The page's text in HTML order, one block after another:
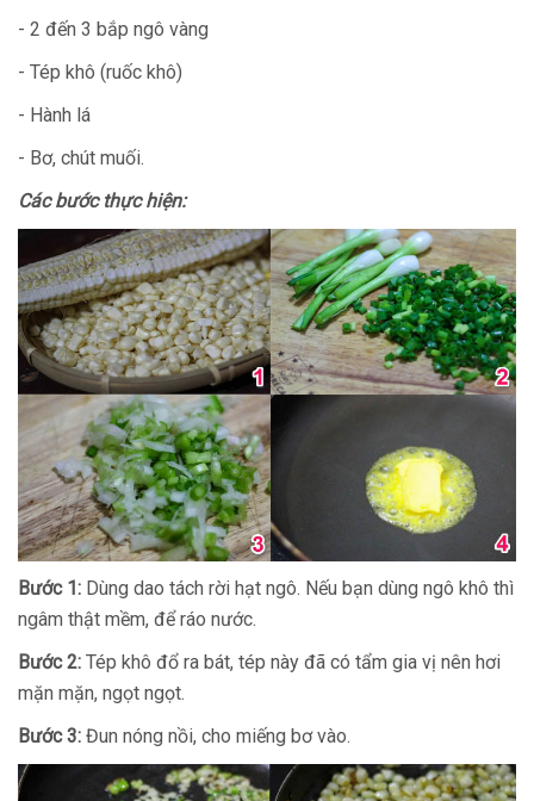
- 2 đến 3 bắp ngô vàng
- Tép khô (ruốc khô)
- Hành lá
- Bơ, chút muối.
Các bước thực hiện:
Bước 1: Dùng dao tách rời hạt ngô. Nếu bạn dùng ngô khô thì
ngâm thật mềm, để ráo nước.
Bước 2: Tép khô đổ ra bát, tép này đã có tẩm gia vị nên hơi
mặn mặn, ngọt ngọt.
Bước 3: Đun nóng nồi, cho miếng bơ vào.